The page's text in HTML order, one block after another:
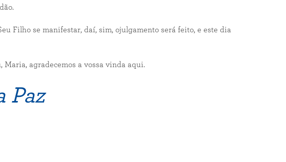
Filho se manifestar, daí, sim, ojulgamento será feito, e este dia
agradecemos a vossa vinda aqui.
Paz